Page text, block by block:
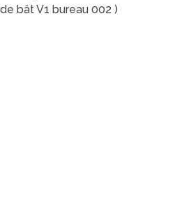
bât V1 bureau 002 )